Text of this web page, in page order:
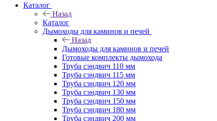
Каталог
Назад
Каталог
Дымоходы для каминов и печей
Назад
Дымоходы для каминов и печей
Готовые комплекты дымохода
Труба сэндвич 110 мм
Труба сэндвич 115 мм
Труба сэндвич 120 мм
Труба сэндвич 130 мм
Труба сэндвич 150 мм
Труба сэндвич 180 мм
Труба сэндвич 200 мм